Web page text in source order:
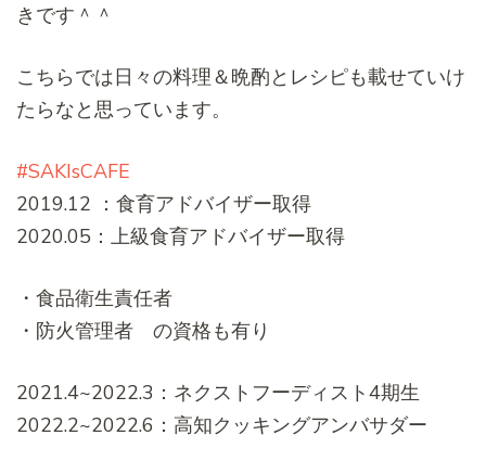
きです＾＾
こちらでは日々の料理＆晩酌とレシピも載せていけ
たらなと思っています。
#SAKIsCAFE
2019.12 ：食育アドバイザー取得
2020.05：上級食育アドバイザー取得
・食品衛生責任者
・防火管理者 の資格も有り
2021.4~2022.3：ネクストフーディスト4期生
2022.2~2022.6：高知クッキングアンバサダー